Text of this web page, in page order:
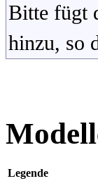
Bitte fügt
hinzu, so
Legende